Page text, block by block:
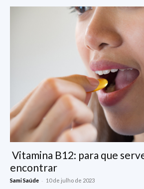
Vitamina B12: para que
encontrar
Sami Saúde - 10 de julho de 2023